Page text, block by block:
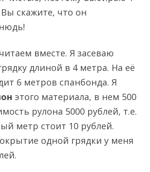
скажите, что он
вместе. Я засеваю
длиной в 4 метра. На её
6 метров спанбонда. Я
этого материала, в нем 500
рулона 5000 рублей, т.е.
метр стоит 10 рублей.
одной грядки у меня